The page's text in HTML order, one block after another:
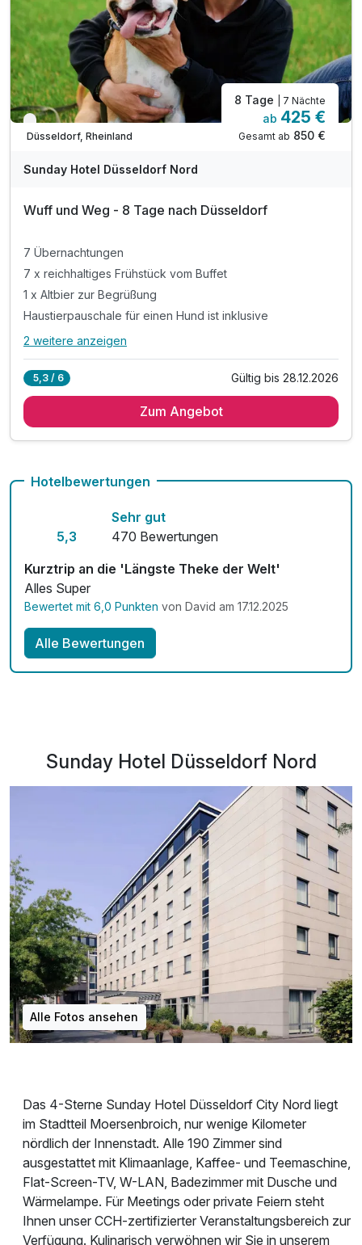
Verfügbar bis Dezember
Düsseldorf, Rheinland
8 Tage | 7 Nächte
ab 425 €
Gesamt ab 850 €
Sunday Hotel Düsseldorf Nord
Wuff und Weg - 8 Tage nach Düsseldorf
7 Übernachtungen
7 x reichhaltiges Frühstück vom Buffet
1 x Altbier zur Begrüßung
Haustierpauschale für einen Hund ist inklusive
Alle Inklusivleistungen
7 x reichhaltiges Frühstück vom Buffet
Ausflugstipps für die Region an der Rezeption
2 weitere anzeigen
5,3 / 6 Gültig bis 28.12.2026
Zum Angebot
Hotelbewertungen
5,3
Sehr gut
470 Bewertungen
Kurztrip an die 'Längste Theke der Welt'
Alles Super
Bewertet mit 6,0 Punkten von David am 17.12.2025
Alle Bewertungen
Sunday Hotel Düsseldorf Nord
Alle Fotos ansehen
Das 4-Sterne Sunday Hotel Düsseldorf City Nord liegt
im Stadtteil Moersenbroich, nur wenige Kilometer
nördlich der Innenstadt. Alle 190 Zimmer sind
ausgestattet mit Klimaanlage, Kaffee- und Teemaschine,
Flat-Screen-TV, W-LAN, Badezimmer mit Dusche und
Wärmelampe. Für Meetings oder private Feiern steht
Ihnen unser CCH-zertifizierter Veranstaltungsbereich zur
Verfügung. Kulinarisch verwöhnen wir Sie in unserem